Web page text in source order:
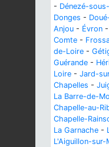
- Dénezé-
Donges -
Anjou - Évron -
Comte -
de-Loire -
Guérande -
Loire - Jard-
Chapelles -
La Barre-de-
Chapelle-au-
Chapelle-
La Garnache -
L'Aiguillon-sur-